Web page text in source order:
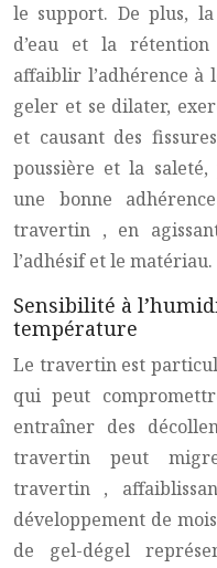
le support. De plus,
d’eau et la
affaiblir l’adhérence à
geler et se dilater,
et causant des
poussière et la
une bonne
travertin , en
l’adhésif et le matériau.
Sensibilité à
température
Le travertin est
qui peut
entraîner des
travertin peut
travertin ,
développement de
de gel-dégel